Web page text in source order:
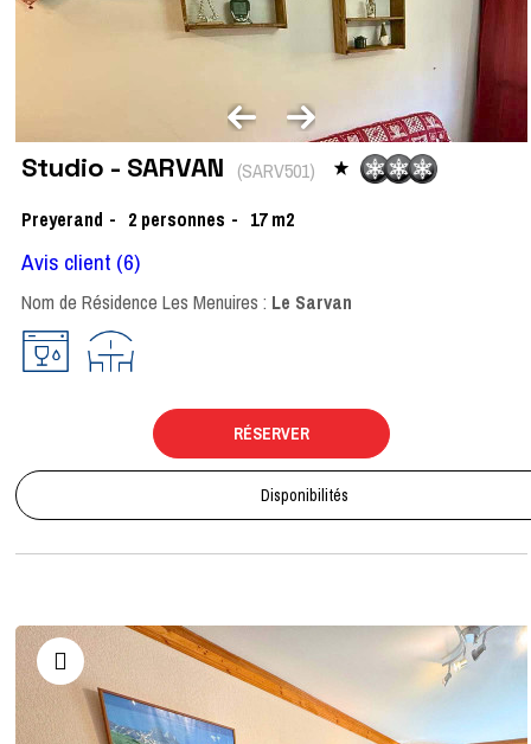
Studio - SARVAN (SARV501)
Preyerand
2 personnes 17 m2
Avis client (6)
Nom de Résidence Les Menuires : Le Sarvan
RÉSERVER
Disponibilités